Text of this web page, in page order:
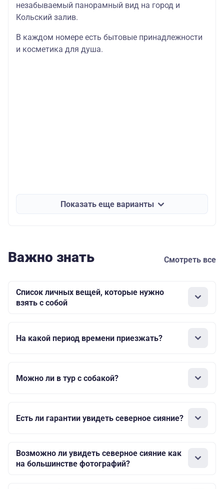
незабываемый панорамный вид на город и
Кольский залив.
В каждом номере есть бытовые принадлежности
и косметика для душа.
Показать еще варианты
Важно знать Смотреть все
Список личных вещей, которые нужно
взять с собой
На какой период времени приезжать?
Можно ли в тур с собакой?
Есть ли гарантии увидеть северное сияние?
Возможно ли увидеть северное сияние как
на большинстве фотографий?